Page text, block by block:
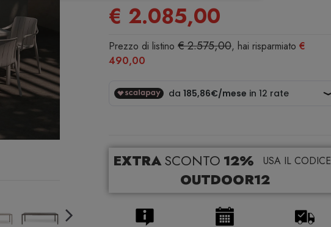
€ 2.085,00
Prezzo di listino € 2.575,00, hai risparmiato €
490,00
EXTRA SCONTO 12% USA IL CODICE
OUTDOOR12